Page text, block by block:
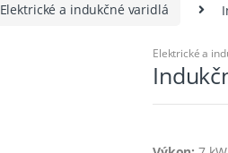
Elektrické a indukčné varidlá
Elektrické a